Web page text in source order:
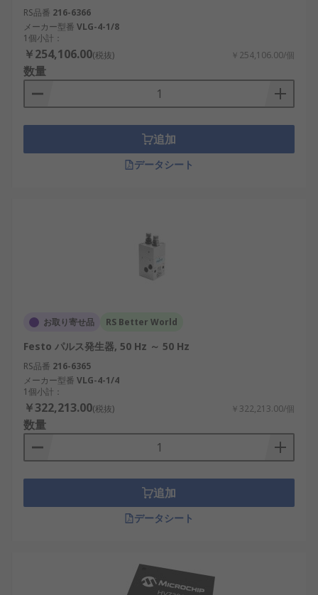
パルス振幅
るのに必要ですが、振幅は調整可能です。
パルスの立ち上がり時間と立ち下がり時間 : 用
途によっては、論理出力の立ち上がり時間と
立ち下がり時間を調整できる必要がありま
パルス発生器には、デジタル技術、アナログ技術、
又はその両方が使用されます。トリガリングやパル
ス生成などでは、ほとんどの場合デジタル技術が使
れています。これは、独立したパルス幅及び遅延の
いくつかのパルスチャンネルを、独立した出力や独
立した極性で生成することができます。
RS品番 216-6366
メーカー型番 VLG-4-1/8
1個小計：
￥254,106.00(税抜) ￥254,106.00/個
数量
追加
データシート
お取り寄せ品 RS Better World
Festo パルス発生器, 50 Hz ～ 50 Hz
RS品番 216-6365
メーカー型番 VLG-4-1/4
1個小計：
￥322,213.00(税抜) ￥322,213.00/個
数量
追加
データシート